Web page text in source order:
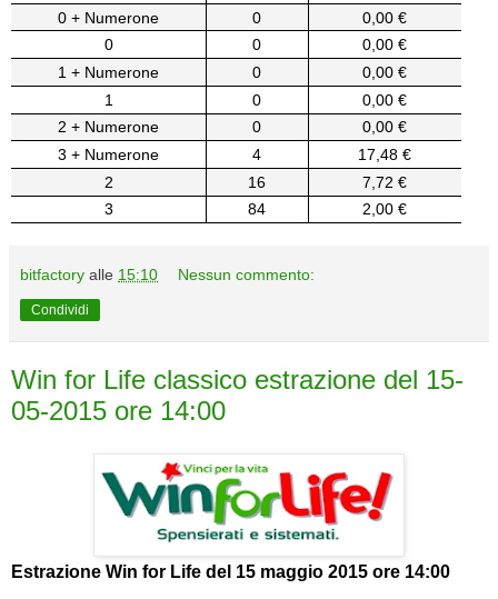
0 + Numerone
0
0,00 €
0
0
0,00 €
1 + Numerone
0
0,00 €
1
0
0,00 €
2 + Numerone
0
0,00 €
3 + Numerone
4
17,48 €
2
16
7,72 €
3
84 2,00 €
bitfactory alle 15:10 Nessun commento:
Condividi
Win for Life classico estrazione del 15-
05-2015 ore 14:00
Estrazione Win for Life del 15 maggio 2015 ore 14:00